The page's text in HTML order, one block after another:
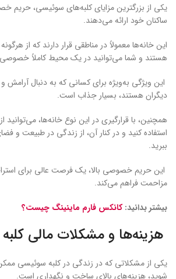
یکی از بزرگترین مزایای کلبه‌های سوئیسی،
ساکنان خود ارائه می‌دهند.
این خانه‌ها معمولاً در مناطقی قرار دارند که از
هستند و شما می‌توانید در یک محیط کاملاً
این ویژگی به‌ویژه برای کسانی که به دنبال
دیگران هستند، بسیار جذاب است.
همچنین، با قرارگیری در این نوع خانه‌ها، می‌توانید
استفاده کنید و در کنار آن، از زندگی در طبیعت و
ببرید.
این حریم خصوصی بالا، یک فرصت عالی برای
مزاحمت فراهم می‌کند.
بیشتر بدانید:کانکس فارم ماینینگ چیست؟
هزینه‌ها و مشکلات مالی
یکی از مشکلاتی که در زندگی در کلبه سوئیسی
شوید، هزینه‌های بالای ساخت و نگهداری است.